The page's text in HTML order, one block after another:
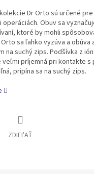
Dr Orto sú určené
operáciách. Obuv sa
ktoré by mohli
sa ľahko vyzúva a obúva
na suchý zips. Podšívka z
príjemná pri kontakte s
pripína sa na suchý zips.
ZDIEĽAŤ